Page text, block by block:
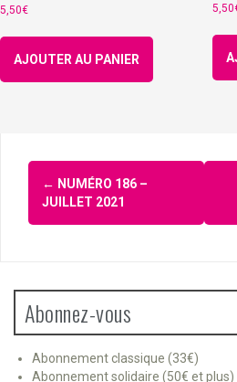
5,50€
AJOUTER AU PANIER
5,50
Navigation
d'article
← NUMÉRO 186 –
JUILLET 2021
Abonnez-vous
Abonnement classique (33€)
Abonnement solidaire (50€ et plus)